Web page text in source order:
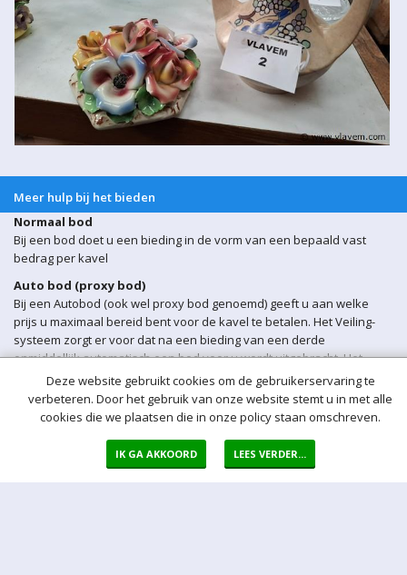
Meer hulp bij het bieden
Normaal bod
Bij een bod doet u een bieding in de vorm van een bepaald vast
bedrag per kavel
Auto bod (proxy bod)
Bij een Autobod (ook wel proxy bod genoemd) geeft u aan welke
prijs u maximaal bereid bent voor de kavel te betalen. Het Veiling-
systeem zorgt er voor dat na een bieding van een derde
onmiddellijk automatisch een bod voor u wordt uitgebracht. Het
Veiling-systeem biedt automatisch voor u door tot uw maximum bod
is bereikt.
Sluitingsmoment kavel
Indien er op een bepaald moment een bieding op een kavel wordt
ontvangen binnen 5 min voor sluiting van de veiling, wordt het
Deze website gebruikt cookies om de gebruikerservaring te
verbeteren. Door het gebruik van onze website stemt u in met alle
cookies die we plaatsen die in onze policy staan omschreven.
IK GA AKKOORD LEES VERDER...